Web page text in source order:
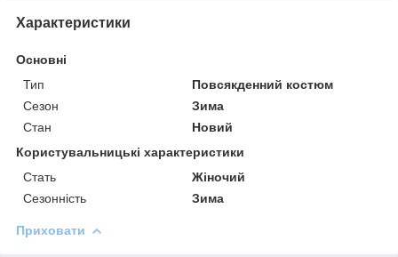
Характеристики
Основні
Тип
Повсякденний костюм
Сезон
Зима
Стан
Новий
Користувальницькі характеристики
Стать
Жіночий
Сезонність
Зима
Приховати